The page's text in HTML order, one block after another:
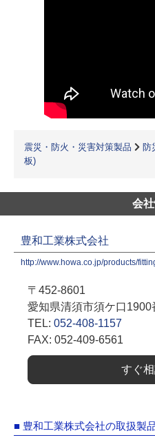
震災・防火・災害対策製品 防
板)
会
豊和工業株式会社
http://www.howa.co.jp/products/
〒452-8601
愛知県清須市須ケ口1900
TEL: 052-408-1157
FAX: 052-409-6561
すぐ
■ 豊和工業株式会社の取扱製